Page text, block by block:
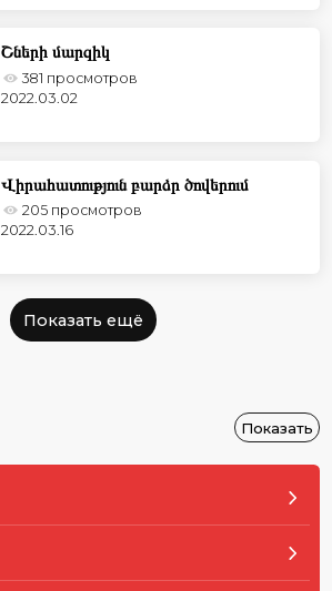
Շների մարզիկ
381 просмотров
2022.03.02
Վիրահատություն բարձր ծովերում
205 просмотров
2022.03.16
Показать ещё
Показать